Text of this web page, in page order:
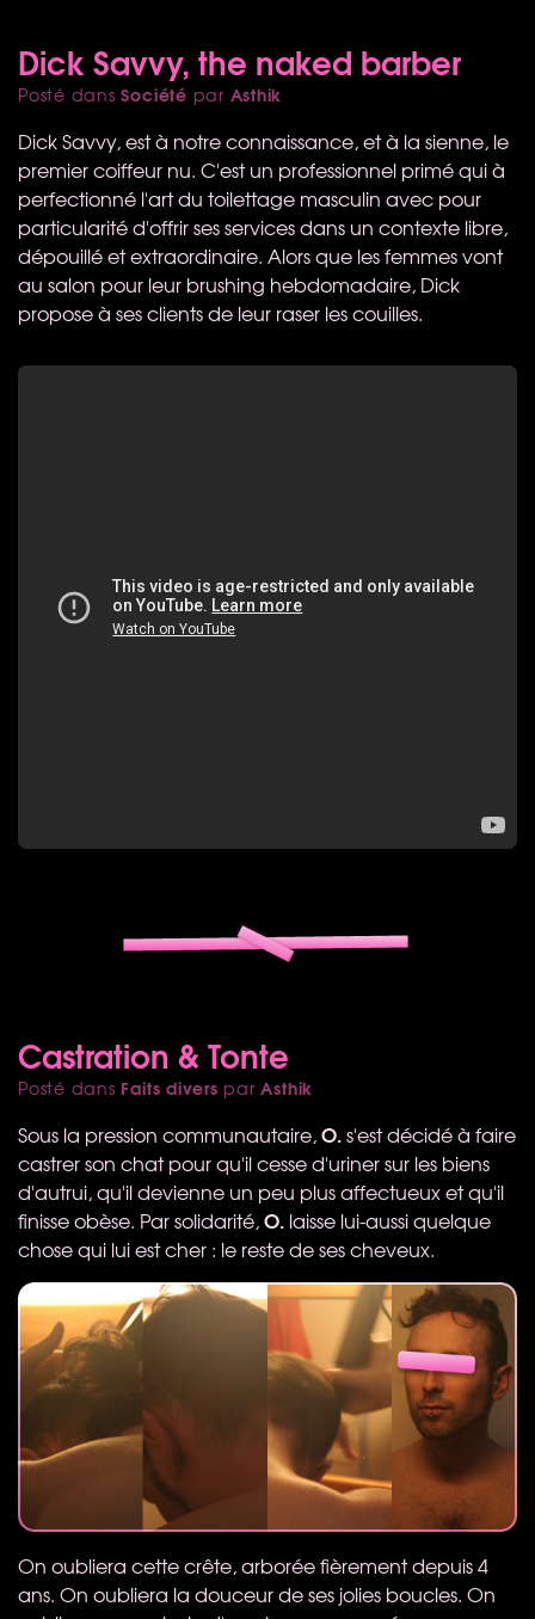
Dick Savvy, the naked barber
Posté dansSociété par Asthik
Dick Savvy, est à notre connaissance, et à la sienne, le
premier coiffeur nu. C'est un professionnel primé qui à
perfectionné l'art du toilettage masculin avec pour
particularité d'offrir ses services dans un contexte libre,
dépouillé et extraordinaire. Alors que les femmes vont
au salon pour leur brushing hebdomadaire, Dick
propose à ses clients de leur raser les couilles.
Castration & Tonte
Posté dans Faits divers parAsthik
Sous la pression communautaire,O.s'est décidé à faire
castrer son chat pour qu'il cesse d'uriner sur les biens
d'autrui, qu'il devienne un peu plus affectueux et qu'il
finisse obèse. Par solidarité,O. laisse lui-aussi quelque
chose qui lui est cher : le reste de ses cheveux.
On oubliera cette crête, arborée fièrement depuis 4
ans. On oubliera la douceur de ses jolies boucles. On